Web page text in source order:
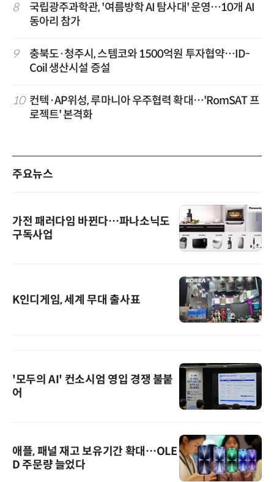
8
국립광주과학관, '여름방학 AI 탐사대' 운영…10개 AI
동아리 참가
9
충북도·청주시, 스템코와 1500억원 투자협약…ID-
Coil 생산시설 증설
10 컨텍·AP위성, 루마니아 우주협력 확대…'RomSAT 프
로젝트' 본격화
주요뉴스
가전 패러다임 바뀐다…파나소닉도
구독사업
K인디게임, 세계 무대 출사표
'모두의 AI' 컨소시엄 영입 경쟁 불붙
어
애플, 패널 재고 보유기간 확대…OLE
D 주문량 늘었다